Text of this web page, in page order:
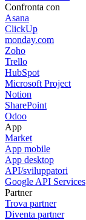
Confronta con
Asana
ClickUp
monday.com
Zoho
Trello
HubSpot
Microsoft Project
Notion
SharePoint
Odoo
App
Market
App mobile
App desktop
API/sviluppatori
Google API Services
Partner
Trova partner
Diventa partner